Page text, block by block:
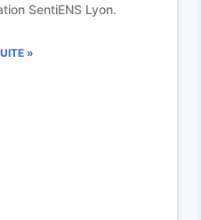
SentiENS Lyon.
»